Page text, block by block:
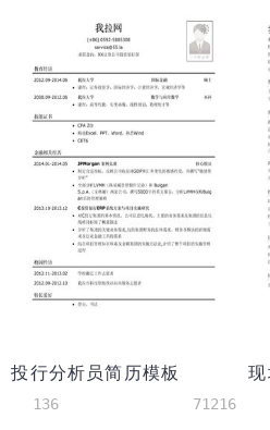
投行分析员简历模板
136 71216